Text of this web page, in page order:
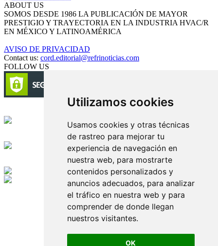
Utilizamos cookies
Usamos cookies y otras técnicas
de rastreo para mejorar tu
experiencia de navegación en
nuestra web, para mostrarte
contenidos personalizados y
anuncios adecuados, para analizar
el tráfico en nuestra web y para
comprender de donde llegan
nuestros visitantes.
OK
ABOUT US
SOMOS DESDE 1986 LA PUBLICACIÓN DE MAYOR
PRESTIGIO Y TRAYECTORIA EN LA INDUSTRIA HVAC/R
EN MÉXICO Y LATINOAMÉRICA
AVISO DE PRIVACIDAD
Contact us: cord.editorial@refrinoticias.com
FOLLOW US
Edición digital con tecnología
Playa Revolcadero 222 Col. Reforma Iztaccihuatl Norte C.P. 08810
CIUDAD DE MEXICO
Conmutador CIUDAD DE MEXICO (+52) 555 740 4476, 555 740
© 2000-2026 BURO DE MERCADOTECNIA DEL CENTRO,
S.A. Todos los derechos reservados
Todos los nombres, marcas, logotipos, productos e imagenes